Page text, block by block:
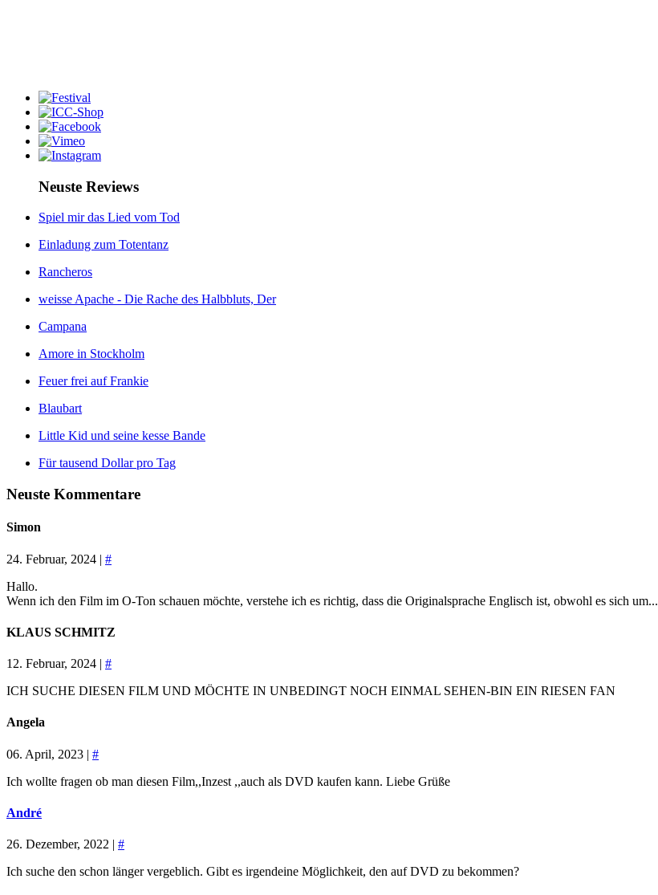
Neuste Reviews
Spiel mir das Lied vom Tod
Einladung zum Totentanz
Rancheros
weisse Apache - Die Rache des Halbbluts, Der
Campana
Amore in Stockholm
Feuer frei auf Frankie
Blaubart
Little Kid und seine kesse Bande
Für tausend Dollar pro Tag
Neuste Kommentare
Simon
24. Februar, 2024 | #
Hallo.
Wenn ich den Film im O-Ton schauen möchte, verstehe ich es richtig, dass die Originalsprache Englisch ist, obwohl es sich um...
KLAUS SCHMITZ
12. Februar, 2024 | #
ICH SUCHE DIESEN FILM UND MÖCHTE IN UNBEDINGT NOCH EINMAL SEHEN-BIN EIN RIESEN FAN
Angela
06. April, 2023 | #
Ich wollte fragen ob man diesen Film,,Inzest ,,auch als DVD kaufen kann. Liebe Grüße
André
26. Dezember, 2022 | #
Ich suche den schon länger vergeblich. Gibt es irgendeine Möglichkeit, den auf DVD zu bekommen?